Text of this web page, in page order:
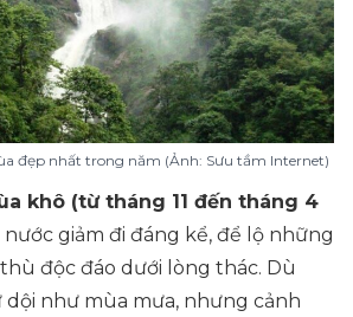
đẹp nhất trong năm (Ảnh: Sưu tầm Internet)
khô (từ tháng 11 đến tháng 4
nước giảm đi đáng kể, để lộ những
độc đáo dưới lòng thác. Dù
dội như mùa mưa, nhưng cảnh